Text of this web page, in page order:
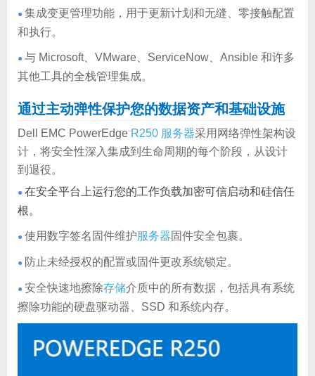
● 集成变更管理功能，用于更新计划和无缝、零接触配置
和执行。
● 与 Microsoft、VMware、ServiceNow、Ansible 和许多
其他工具的全栈管理集成。
通过主动弹性保护您的数据资产和基础设施
Dell EMC PowerEdge R250 服务器采用网络弹性架构设
计，将安全性深入集成到生命周期的每个阶段，从设计
到退役。
● 在安全平台上运行您的工作负载加密可信启动和硅信任
根。
● 使用数字签名固件维护服务器固件安全包裹。
● 防止未经授权的配置或固件更改系统锁定。
● 安全快速地擦除存储介质中的所有数据，包括具有系统
擦除功能的硬盘驱动器、SSD 和系统内存。